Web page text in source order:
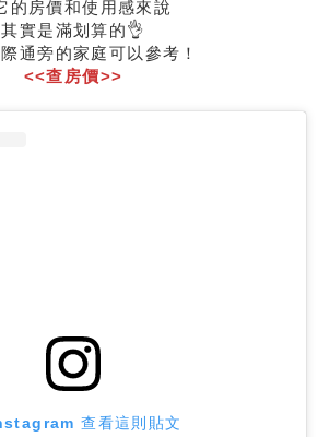
的房價和使用感來說
其實是滿划算的👌
通旁的家庭可以參考！
<<查房價>>
查看這則貼文